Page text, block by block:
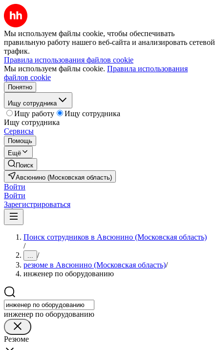
Мы используем файлы cookie, чтобы обеспечивать
правильную работу нашего веб-сайта и анализировать сетевой
трафик.
Правила использования файлов cookie
Мы используем файлы cookie. Правила использования
файлов cookie
Понятно
Ищу сотрудника
Ищу работу
Ищу сотрудника
Ищу сотрудника
Сервисы
Помощь
Ещё
Поиск
Авсюнино (Московская область)
Войти
Войти
Зарегистрироваться
Поиск сотрудников в Авсюнино (Московская область)
/
... /
резюме в Авсюнино (Московская область)/
инженер по оборудованию
инженер по оборудованию
Резюме